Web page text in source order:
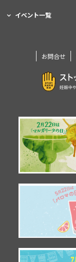
イベント一覧
お問合せ